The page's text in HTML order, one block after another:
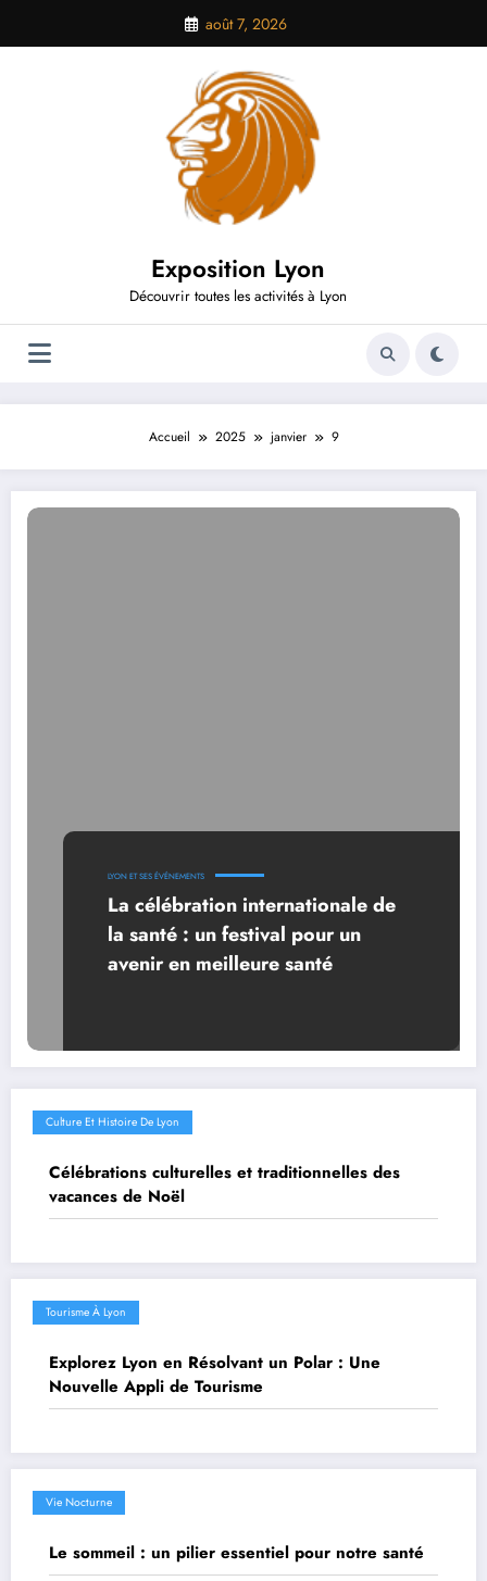
contenu
août 7, 2026
Exposition Lyon
Découvrir toutes les activités à Lyon
Accueil 2025 janvier 9
LYON ET SES ÉVÉNEMENTS
La célébration internationale de
la santé : un festival pour un
avenir en meilleure santé
Culture Et Histoire De Lyon
Célébrations culturelles et traditionnelles des
vacances de Noël
Tourisme À Lyon
Explorez Lyon en Résolvant un Polar : Une
Nouvelle Appli de Tourisme
Vie Nocturne
Le sommeil : un pilier essentiel pour notre santé